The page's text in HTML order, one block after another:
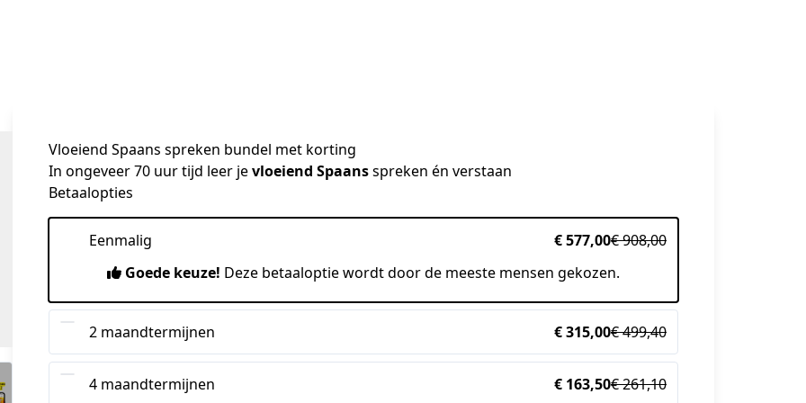
Vloeiend Spaans spreken bundel met korting
In ongeveer 70 uur tijd leer je vloeiend Spaans spreken én verstaan
Betaalopties
Eenmalig € 577,00€ 908,00
Goede keuze! Deze betaaloptie wordt door de meeste mensen gekozen.
2 maandtermijnen € 315,00€ 499,40
4 maandtermijnen € 163,50€ 261,10